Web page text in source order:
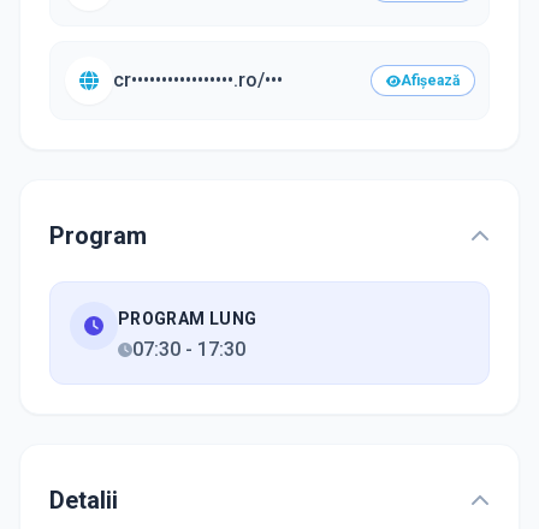
cr•••••••••••••••••.ro/••• Afișează
Program
PROGRAM LUNG
07:30 - 17:30
Detalii